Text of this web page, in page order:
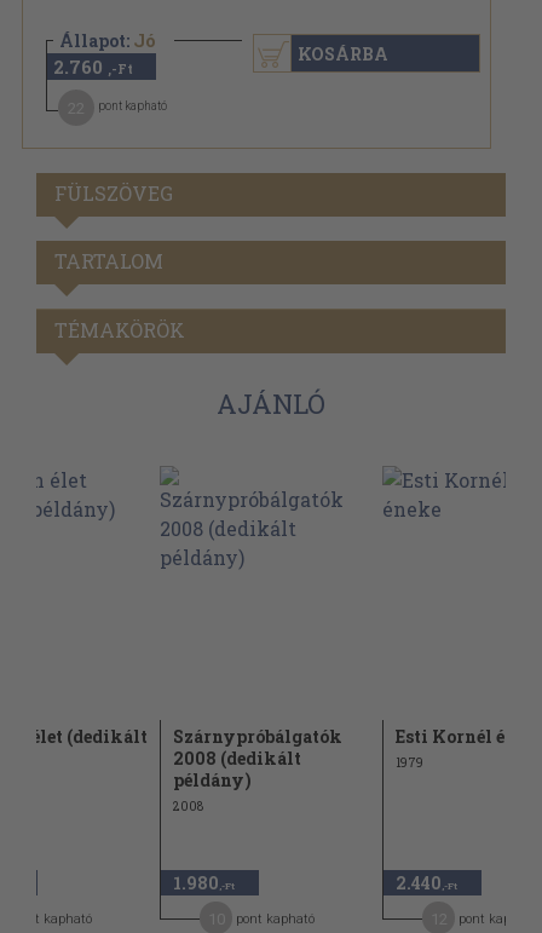
Állapot: Jó
2.760 ,-Ft
pont kapható
KOSÁRBA
FÜLSZÖVEG
TARTALOM
TÉMAKÖRÖK
AJÁNLÓ
élet (dedikált
pont kapható
Szárnypróbálgatók
2008 (dedikált
példány)
2008
1.980 ,-Ft
pont kapható
Esti Kornél
1979
2.440 ,-Ft
pont kapható